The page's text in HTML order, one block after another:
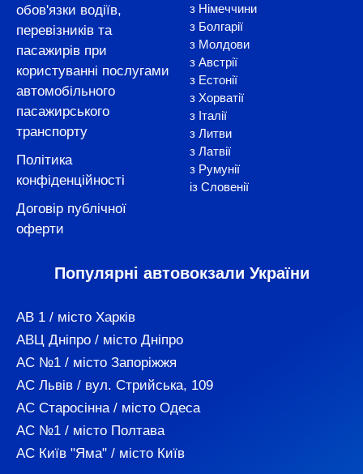
обов'язки водіїв,
перевізників та
пасажирів при
користуванні послугами
автомобільного
пасажирського
транспорту
Політика
конфіденційності
Договір публічної
оферти
з Німеччини
з Болгарії
з Молдови
з Австрії
з Естонії
з Хорватії
з Італії
з Литви
з Латвії
з Румунії
із Словенії
Популярні автовокзали України
АВ 1 / місто Харків
АВЦ Дніпро / місто Дніпро
АС №1 / місто Запоріжжя
АС Львів / вул. Стрийська, 109
АС Старосінна / місто Одеса
АС №1 / місто Полтава
АС Київ "Яма" / місто Київ